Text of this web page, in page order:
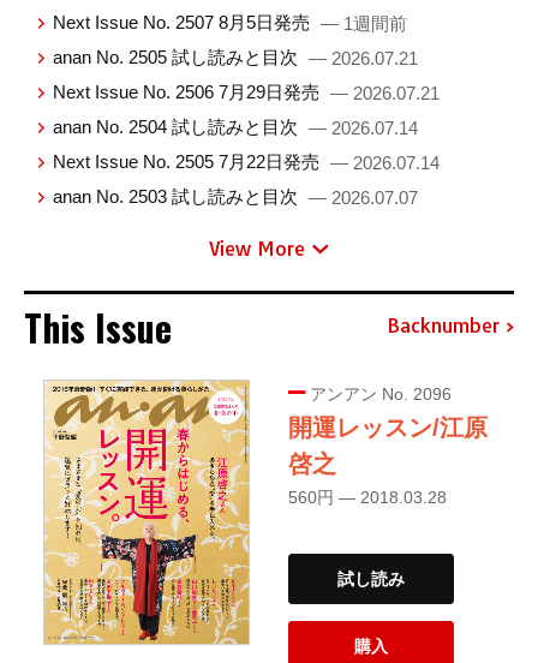
Next Issue No. 2507 8月5日発売 — 1週間前
anan No. 2505 試し読みと目次 — 2026.07.21
Next Issue No. 2506 7月29日発売 — 2026.07.21
anan No. 2504 試し読みと目次 — 2026.07.14
Next Issue No. 2505 7月22日発売 — 2026.07.14
anan No. 2503 試し読みと目次 — 2026.07.07
View More
This Issue Backnumber
アンアン No. 2096
開運レッスン/江原
啓之
560円 — 2018.03.28
試し読み
購入